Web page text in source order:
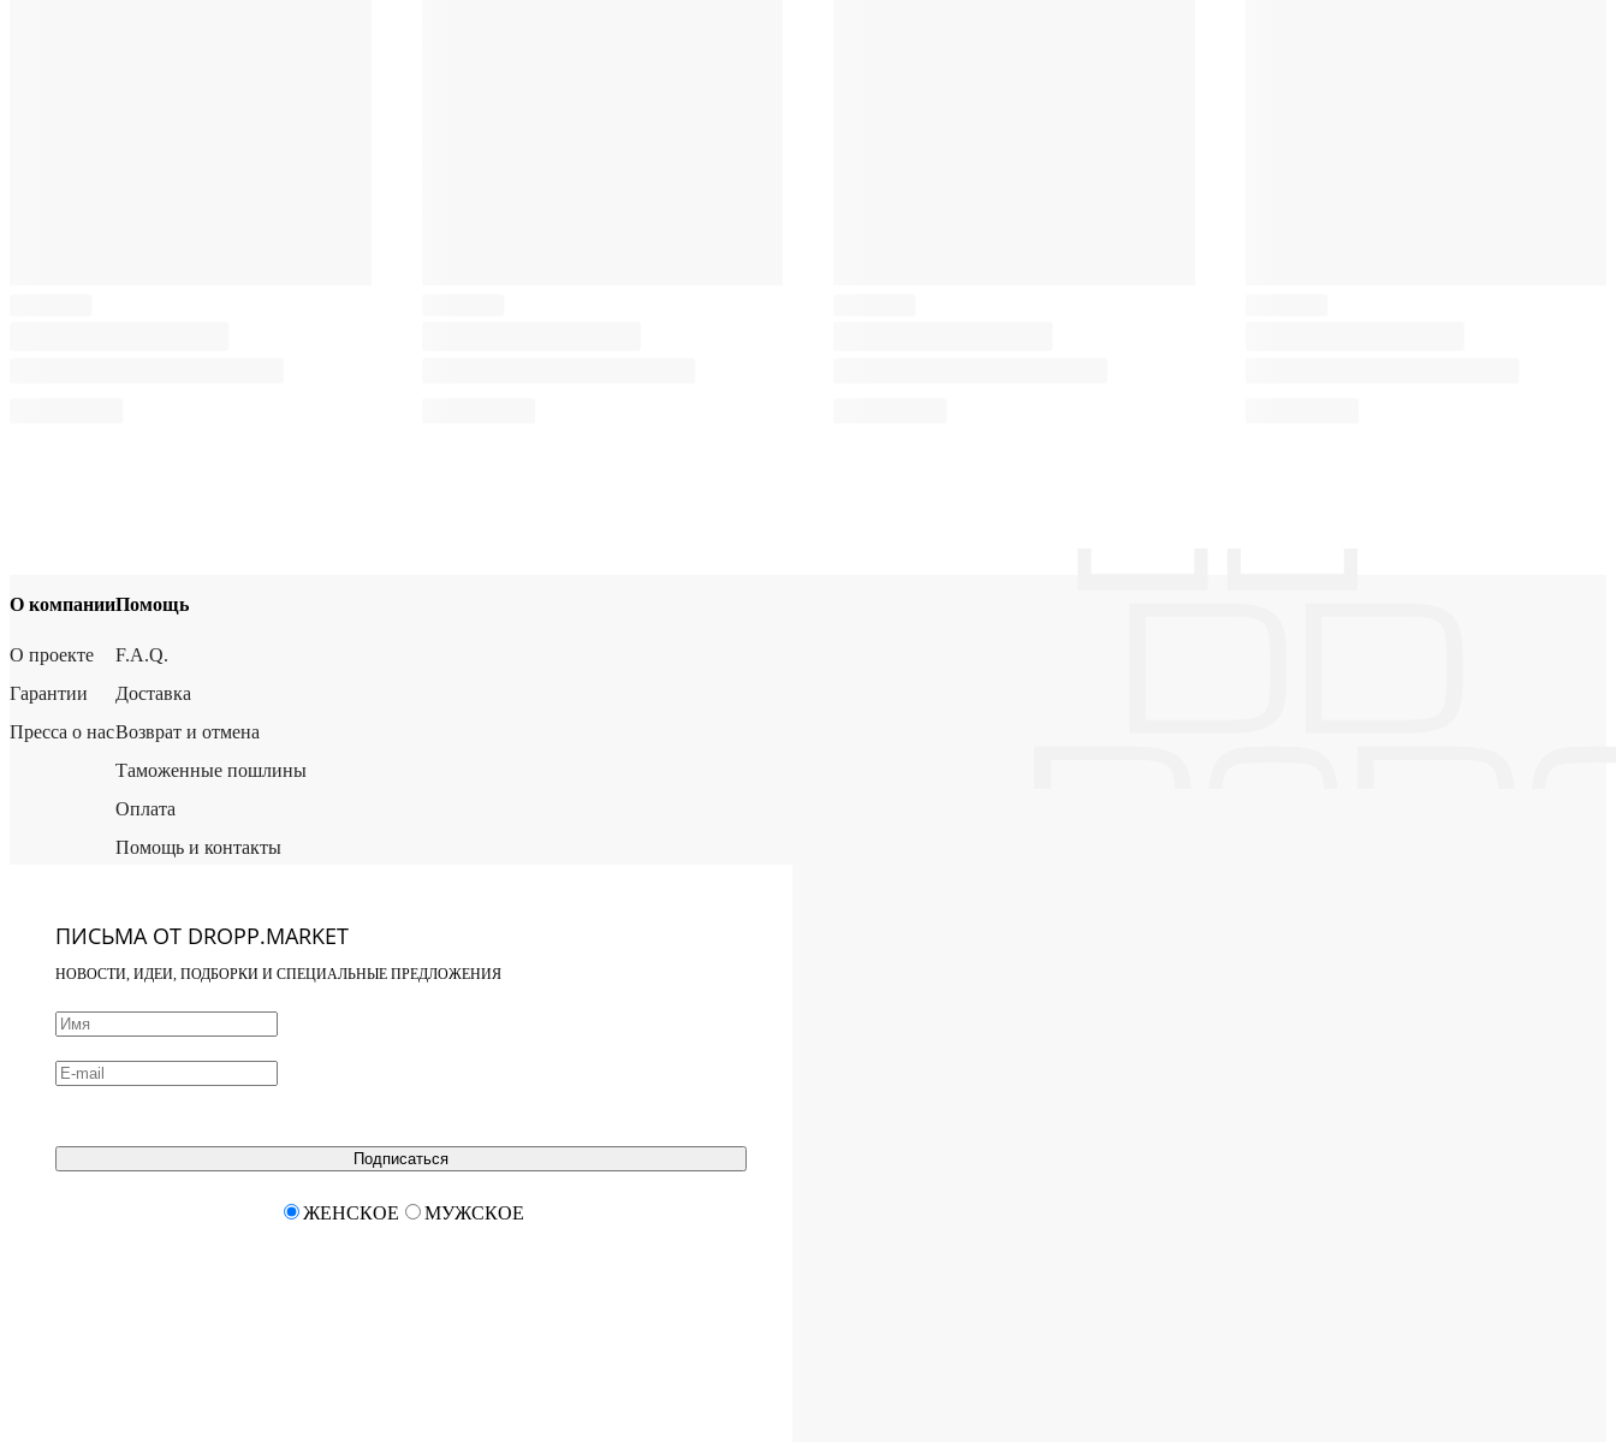
О компании
О проекте
Гарантии
Пресса о нас
Помощь
F.A.Q.
Доставка
Возврат и отмена
Таможенные пошлины
Оплата
Помощь и контакты
ПИСЬМА ОТ DROPP.MARKET
НОВОСТИ, ИДЕИ, ПОДБОРКИ И СПЕЦИАЛЬНЫЕ ПРЕДЛОЖЕНИЯ
Подписаться
ЖЕНСКОЕ МУЖСКОЕ